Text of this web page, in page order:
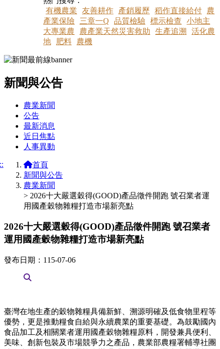
有機農業
友善耕作 產銷履歷 稻作直接給付
農
產業保險
三章一Q 品質檢驗 標示檢查
小地主
大專業農
農產業天然災害救助 生產追溯
活化農
地
肥料 農機
新聞與公告
農業新聞
公告
最新消息
近日焦點
人事異動
首頁
新聞與公告
農業新聞
> 2026十大嚴選穀得(GOOD)產品徵件開跑 號召業者運
用國產穀物雜糧打造市場新亮點
2026十大嚴選穀得(GOOD)產品徵件開跑 號召業者
運用國產穀物雜糧打造市場新亮點
發布日期：115-07-06
臺灣在地生產的穀物雜糧具備新鮮、溯源明確及低食物里程等
優勢，更是推動糧食自給與永續農業的重要基礎。為鼓勵國內
食品加工及相關業者運用國產穀物雜糧原料，開發兼具便利、
美味、創新包裝及市場競爭力之產品，農業部農糧署輔導社團